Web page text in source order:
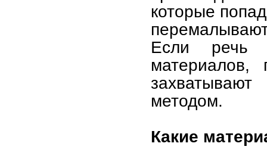
которые
Если речь
методом.
Какие